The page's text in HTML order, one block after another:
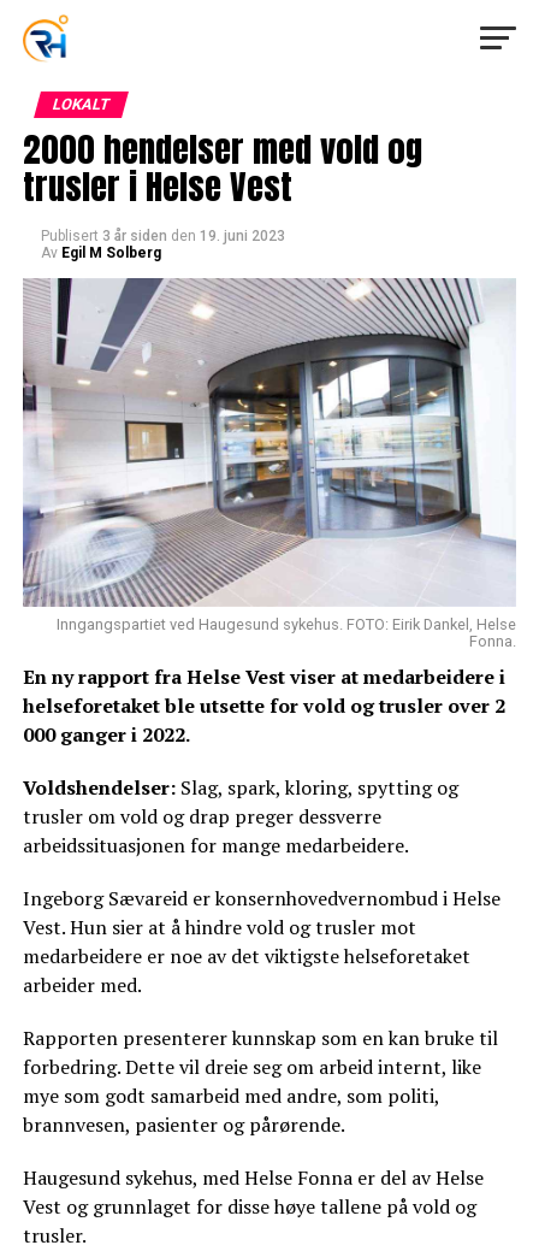
LOKALT
2000 hendelser med vold og
trusler i Helse Vest
Publisert 3 år siden den 19. juni 2023
Av Egil M Solberg
Inngangspartiet ved Haugesund sykehus. FOTO: Eirik Dankel, Helse
Fonna.
En ny rapport fra Helse Vest viser at medarbeidere i
helseforetaket ble utsette for vold og trusler over 2
000 ganger i 2022.
Voldshendelser:Slag, spark, kloring, spytting og
trusler om vold og drap preger dessverre
arbeidssituasjonen for mange medarbeidere.
Ingeborg Sævareid er konsernhovedvernombud i Helse
Vest. Hun sier at å hindre vold og trusler mot
medarbeidere er noe av det viktigste helseforetaket
arbeider med.
Rapporten presenterer kunnskap som en kan bruke til
forbedring. Dette vil dreie seg om arbeid internt, like
mye som godt samarbeid med andre, som politi,
brannvesen, pasienter og pårørende.
Haugesund sykehus, med Helse Fonna er del av Helse
Vest og grunnlaget for disse høye tallene på vold og
trusler.